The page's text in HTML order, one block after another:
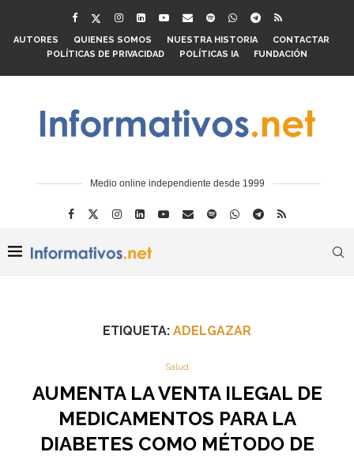
AUTORES QUIENES SOMOS NUESTRA HISTORIA
CONTACTAR
POLÍTICAS DE PRIVACIDAD
POLÍTICAS IA FUNDACIÓN
Medio online independiente desde 1999
ETIQUETA: ADELGAZAR
Salud
AUMENTA LA VENTA ILEGAL DE
MEDICAMENTOS PARA LA
DIABETES COMO MÉTODO DE